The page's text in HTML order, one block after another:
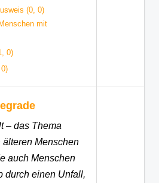
(0, 0)
mit
0)
– das Thema
älteren Menschen
auch Menschen
durch einen Unfall,